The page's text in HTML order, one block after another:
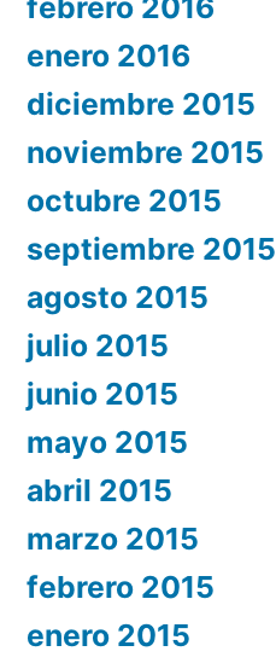
enero 2016
diciembre 2015
noviembre 2015
octubre 2015
septiembre 2015
agosto 2015
julio 2015
junio 2015
mayo 2015
abril 2015
marzo 2015
febrero 2015
enero 2015